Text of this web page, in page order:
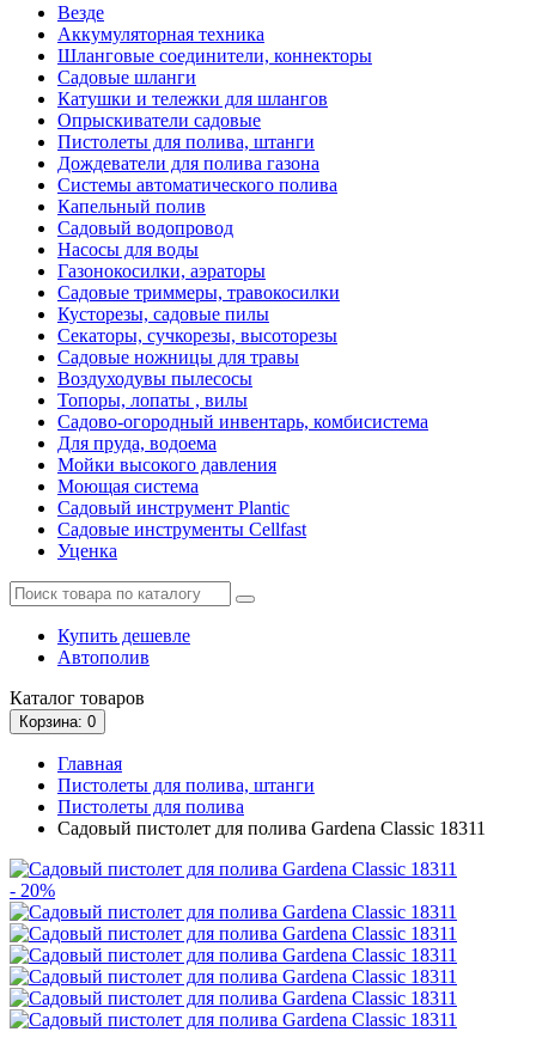
Везде
Аккумуляторная техника
Шланговые соединители, коннекторы
Садовые шланги
Катушки и тележки для шлангов
Опрыскиватели садовые
Пистолеты для полива, штанги
Дождеватели для полива газона
Системы автоматического полива
Капельный полив
Садовый водопровод
Насосы для воды
Газонокосилки, аэраторы
Садовые триммеры, травокосилки
Кусторезы, садовые пилы
Секаторы, сучкорезы, высоторезы
Садовые ножницы для травы
Воздуходувы пылесосы
Топоры, лопаты , вилы
Садово-огородный инвентарь, комбисистема
Для пруда, водоема
Мойки высокого давления
Моющая система
Садовый инструмент Plantic
Садовые инструменты Cellfast
Уценка
Купить дешевле
Автополив
Каталог товаров
Корзина: 0
Главная
Пистолеты для полива, штанги
Пистолеты для полива
Садовый пистолет для полива Gardena Classic 18311
- 20%